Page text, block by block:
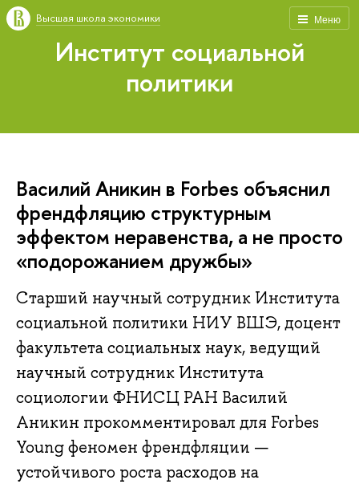
Меню
Высшая школа экономики
Институт социальной
политики
Василий Аникин в Forbes объяснил
френдфляцию структурным
эффектом неравенства, а не просто
«подорожанием дружбы»
Старший научный сотрудник Института
социальной политики НИУ ВШЭ, доцент
факультета социальных наук, ведущий
научный сотрудник Института
социологии ФНИСЦ РАН Василий
Аникин прокомментировал для Forbes
Young феномен френдфляции —
устойчивого роста расходов на